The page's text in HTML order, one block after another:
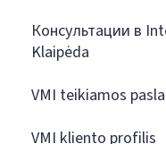
Консультации в
Klaipėda
VMI teikiamos
VMI kliento profilis